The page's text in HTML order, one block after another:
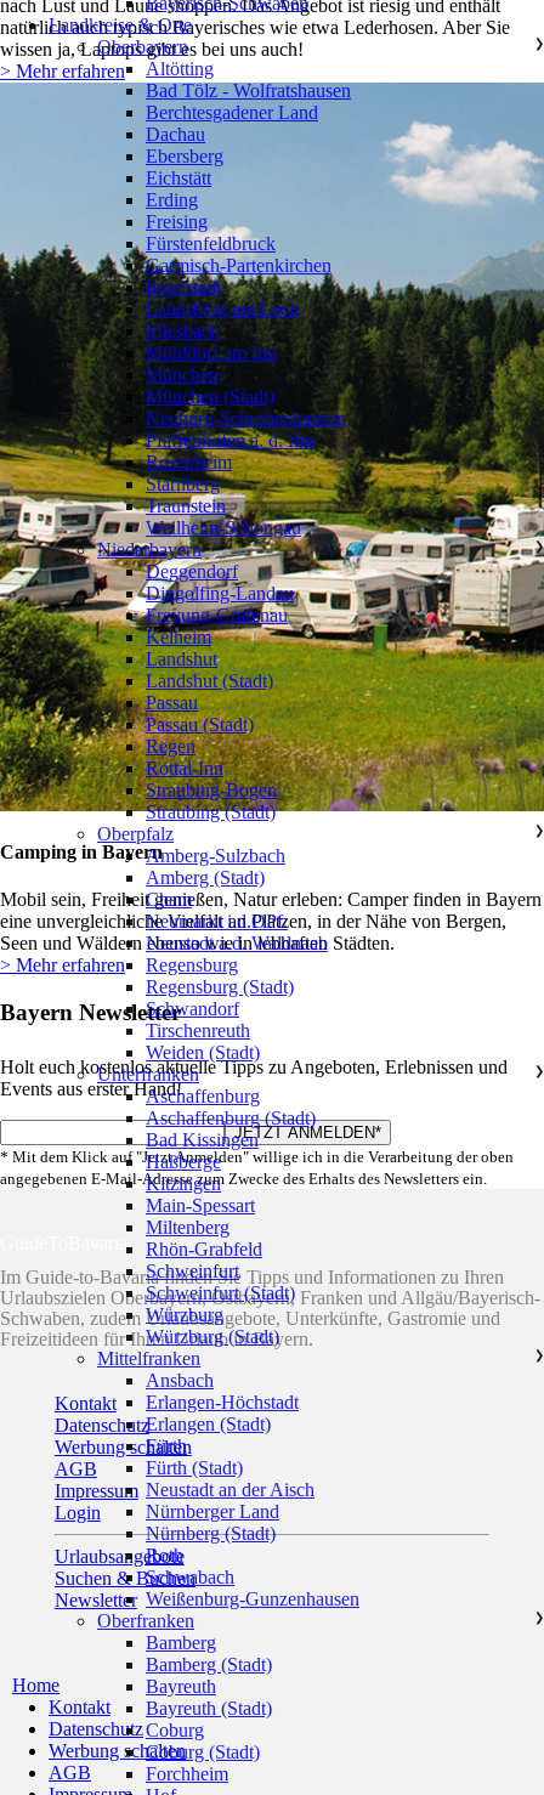
nach Lust und Laune shoppen. Das Angebot ist riesig und enthält
natürlich auch typisch Bayerisches wie etwa Lederhosen. Aber Sie
wissen ja, Laptops gibt es bei uns auch!
> Mehr erfahren
Camping in Bayern
Mobil sein, Freiheit genießen, Natur erleben: Camper finden in Bayern
eine unvergleichliche Vielfalt an Plätzen, in der Nähe von Bergen,
Seen und Wäldern ebenso wie in lebhaften Städten.
> Mehr erfahren
Bayern Newsletter
Holt euch kostenlos aktuelle Tipps zu Angeboten, Erlebnissen und
Events aus erster Hand!
* Mit dem Klick auf "Jetzt Anmelden" willige ich in die Verarbeitung der oben
angegebenen E-Mail-Adresse zum Zwecke des Erhalts des Newsletters ein.
GuideToBavaria
Im Guide-to-Bavaria finden Sie Tipps und Informationen zu Ihren
Urlaubszielen Oberbayern, Ostbayern, Franken und Allgäu/Bayerisch-
Schwaben, zudem Urlaubsangebote, Unterkünfte, Gastromie und
Freizeitideen für Ihren Urlaub in Bayern.
Kontakt
Datenschutz
Werbung schalten
AGB
Impressum
Login
Urlaubsangebote
Suchen & Buchen
Newsletter
Home
Kontakt
Datenschutz
Werbung schalten
AGB
Landkreise & Orte
Oberbayern
❯
Altötting
Bad Tölz - Wolfratshausen
Berchtesgadener Land
Dachau
Ebersberg
Eichstätt
Erding
Freising
Fürstenfeldbruck
Garmisch-Partenkirchen
Ingolstadt
Landsberg am Lech
Miesbach
Mühldorf am Inn
München
München (Stadt)
Neuburg-Schrobenhausen
Pfaffenhofen a. d. Ilm
Rosenheim
Starnberg
Traunstein
Weilheim-Schongau
Niederbayern
❯
Deggendorf
Dingolfing-Landau
Freyung-Grafenau
Kelheim
Landshut
Landshut (Stadt)
Passau
Passau (Stadt)
Regen
Rottal-Inn
Straubing-Bogen
Straubing (Stadt)
Oberpfalz
❯
Amberg-Sulzbach
Amberg (Stadt)
Cham
Neumarkt i.d.OPf.
Neustadt a.d. Waldnaab
Regensburg
Regensburg (Stadt)
Schwandorf
Tirschenreuth
Weiden (Stadt)
Unterfranken
❯
Aschaffenburg
Aschaffenburg (Stadt)
Bad Kissingen
Haßberge
Kitzingen
Main-Spessart
Miltenberg
Rhön-Grabfeld
Schweinfurt
Schweinfurt (Stadt)
Würzburg
Würzburg (Stadt)
Mittelfranken
❯
Ansbach
Erlangen-Höchstadt
Erlangen (Stadt)
Fürth
Fürth (Stadt)
Neustadt an der Aisch
Nürnberger Land
Nürnberg (Stadt)
Roth
Schwabach
Weißenburg-Gunzenhausen
Oberfranken
❯
Bamberg
Bamberg (Stadt)
Bayreuth
Bayreuth (Stadt)
Coburg
Coburg (Stadt)
Forchheim